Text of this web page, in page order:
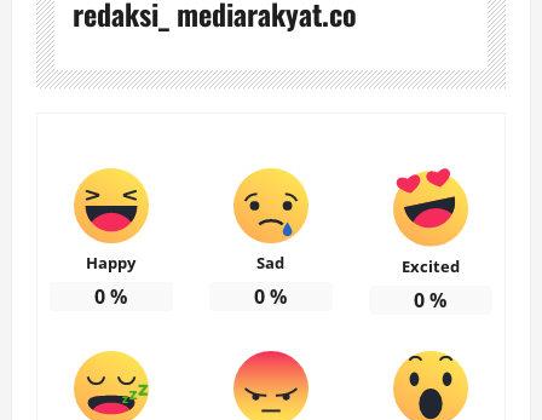
redaksi_ mediarakyat.co
Happy
0%
Sad
0%
Excited
0%